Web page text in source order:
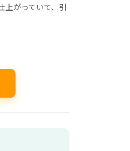
上がっていて、引